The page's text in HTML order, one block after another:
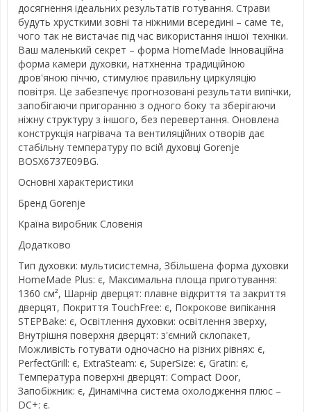
досягнення ідеальних результатів готування. Страви
будуть хрусткими зовні та ніжними всередині – саме те,
чого так не вистачає під час використання іншої техніки.
Ваш маленький секрет – форма HomeMade Інноваційна
форма камери духовки, натхненна традиційною
дров'яною піччю, стимулює правильну циркуляцію
повітря. Це забезпечує прогнозовані результати випічки,
запобігаючи пригоранню з одного боку та зберігаючи
ніжну структуру з іншого, без перевертання. Оновлена
конструкція нагрівача та вентиляційних отворів дає
стабільну температуру по всій духовці Gorenje
BOSX6737E09BG.
Основні характеристики
Бренд Gorenje
Країна виробник Словенія
Додатково
Тип духовки: мультисистемна, Збільшена форма духовки
HomeMade Plus: є, Максимальна площа приготування:
1360 см², Шарнір дверцят: плавне відкриття та закриття
дверцят, Покриття TouchFree: є, Покрокове випікання
STEPBake: є, Освітлення духовки: освітлення зверху,
Внутрішня поверхня дверцят: з'ємний склопакет,
Можливість готувати одночасно на різних рівнях: є,
PerfectGrill: є, ExtraSteam: є, SuperSize: є, Gratin: є,
Температура поверхні дверцят: Compact Door,
Запобіжник: є, Динамічна система охолодження плюс –
DC+: є.